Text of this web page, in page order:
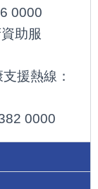
0000
助服
援熱線：
0000